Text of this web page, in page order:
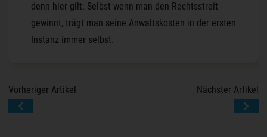
denn hier gilt: Selbst wenn man den Rechtsstreit
gewinnt, trägt man seine Anwaltskosten in der ersten
Instanz immer selbst.
Beitragsnavigation
Vorheriger Artikel Nächster Artikel